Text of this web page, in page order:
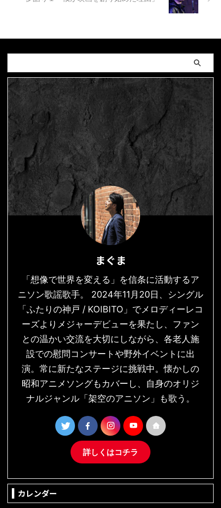
まぐま
「想像で世界を変える」を信条に活動するア
ニソン歌謡歌手。 2024年11月20日、シングル
「ふたりの神戸 / KOIBITO」でメロディーレコ
ーズよりメジャーデビューを果たし、ファン
との温かい交流を大切にしながら、各老人施
設での慰問コンサートや野外イベントに出
演。常に新たなステージに挑戦中。懐かしの
昭和アニメソングもカバーし、自身のオリジ
ナルジャンル「架空のアニソン」も歌う。
詳しくはコチラ
カレンダー